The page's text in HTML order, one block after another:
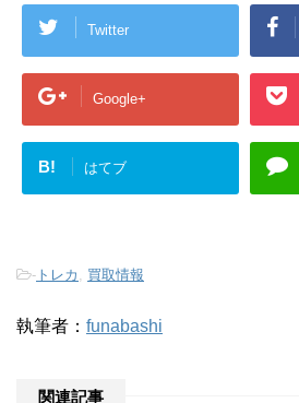
Twitter
Google+
B! はてブ
- トレカ 買取情報
執筆者： funabashi
関連記事